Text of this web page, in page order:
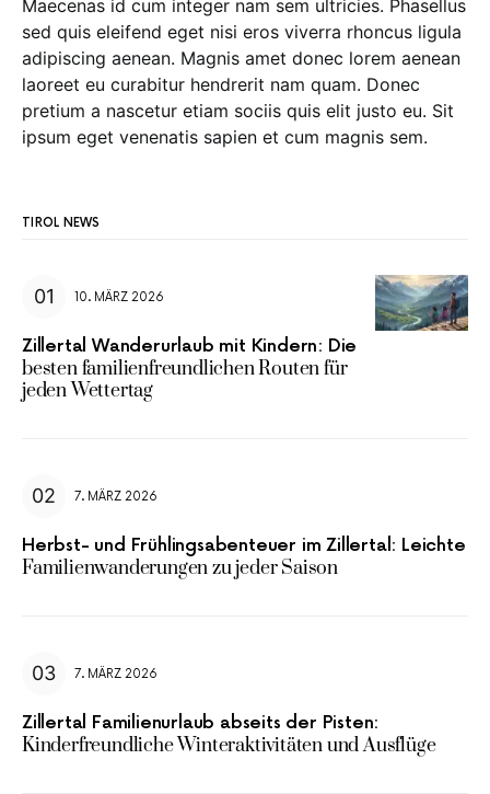
Maecenas id cum integer nam sem ultricies. Phasellus
sed quis eleifend eget nisi eros viverra rhoncus ligula
adipiscing aenean. Magnis amet donec lorem aenean
laoreet eu curabitur hendrerit nam quam. Donec
pretium a nascetur etiam sociis quis elit justo eu. Sit
ipsum eget venenatis sapien et cum magnis sem.
TIROL NEWS
10. MÄRZ 2026
Zillertal Wanderurlaub mit Kindern: Die
besten familienfreundlichen Routen für
jeden Wettertag
7. MÄRZ 2026
Herbst- und Frühlingsabenteuer im Zillertal: Leichte
Familienwanderungen zu jeder Saison
7. MÄRZ 2026
Zillertal Familienurlaub abseits der Pisten:
Kinderfreundliche Winteraktivitäten und Ausflüge